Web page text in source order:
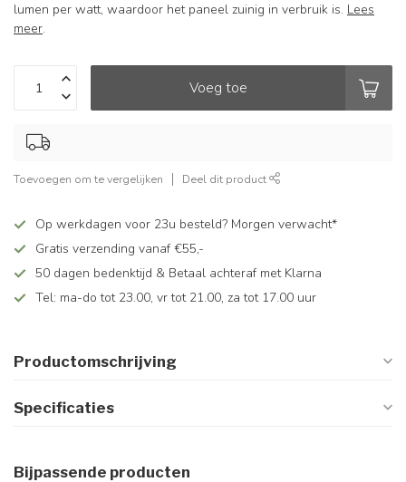
lumen per watt, waardoor het paneel zuinig in verbruik is. Lees
meer.
Voeg toe
Toevoegen om te vergelijken Deel dit product
Op werkdagen voor 23u besteld? Morgen verwacht*
Gratis verzending vanaf €55,-
50 dagen bedenktijd & Betaal achteraf met Klarna
Tel: ma-do tot 23.00, vr tot 21.00, za tot 17.00 uur
Productomschrijving
Specificaties
Bijpassende producten